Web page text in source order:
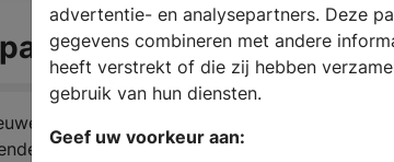
keuken in Vrouwenparochie ? In de
keukenstijlen: een moderne keuken, een
advertentie- en analysepartners. Deze
gegevens combineren met andere
heeft verstrekt of die zij hebben
gebruik van hun diensten.
Geef uw voorkeur aan: